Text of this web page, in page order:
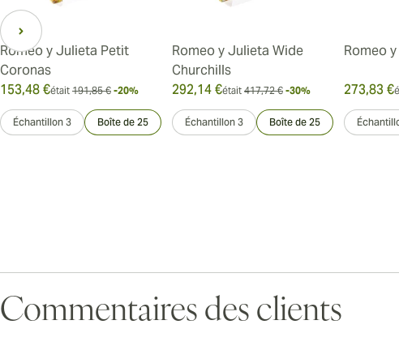
Romeo y Julieta Petit
Coronas
153,48 €était 191,85 € -20%
Échantillon 3 Boîte de 25
Romeo y Julieta Wide
Churchills
292,14 €était 417,72 € -30%
Échantillon 3 Boîte de 25
Romeo
273,83 €
Commentaires des clients